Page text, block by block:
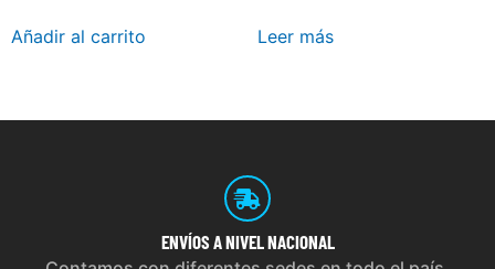
Añadir al carrito Leer más
ENVÍOS A NIVEL NACIONAL